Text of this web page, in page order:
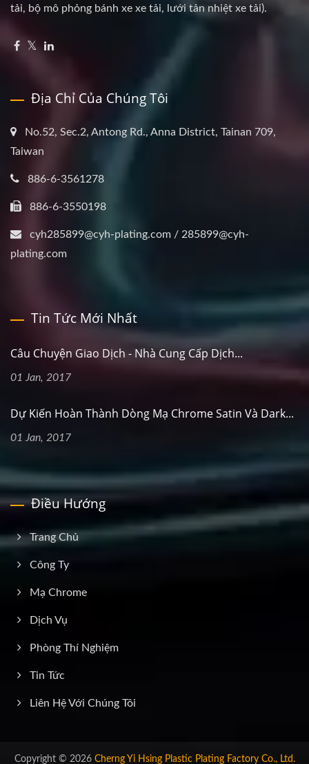
tải, bộ mô phỏng bánh xe xe tải, lưới tản nhiệt xe tải).
Địa Chỉ Của Chúng Tôi
No.52, Sec.2, Antong Rd., Anna District, Tainan 709,
Taiwan
886-6-3561278
886-6-3550198
cyh285899@cyh-plating.com / 285899@cyh-
plating.com
Tin Tức Mới Nhất
Câu Chuyện Giao Dịch - Nhà Cung Cấp Dịch...
01 Jan, 2017
Dự Kiến Hoàn Thành Dòng Mạ Chrome Satin Và Dark...
01 Jan, 2017
Điều Hướng
Trang Chủ
Công Ty
Mạ Chrome
Dịch Vụ
Phòng Thí Nghiệm
Tin Tức
Liên Hệ Với Chúng Tôi
Copyright © 2026 Cherng Yi Hsing Plastic Plating Factory Co., Ltd.